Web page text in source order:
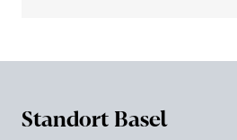
Standort Basel